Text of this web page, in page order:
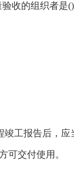
收的组织者是()
报告后，应
可交付使用。